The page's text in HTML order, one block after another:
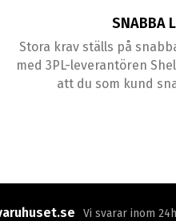
SNABBA
Stora krav ställs på
med 3PL-leverantören
att du som kund
Vi svarar inom